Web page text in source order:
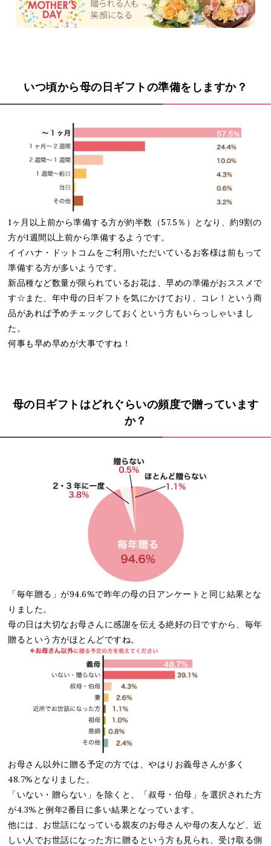
いつ頃から母の日ギフトの準備をしますか？
1ヶ月以上前から準備する方が約半数（57.5％）となり、約9割の
方が1週間以上前から準備するようです。
イイハナ・ドットコムをご利用いただいているお客様は前もって
準備する方が多いようです。
新品種など数量が限られているお花は、早めの準備がおススメで
す☆また、年中母の日ギフトを気にかけており、コレ！という商
品があれば予めチェックしておくという方もいらっしゃいまし
た。
何事も早め早めが大事ですね！
母の日ギフトはどれぐらいの頻度で贈っています
か？
「毎年贈る」が94.6%で昨年の母の日アンケートと同じ結果とな
りました。
母の日は大切なお母さんに感謝を伝える絶好の日ですから、毎年
贈るという方がほとんどですね。
お母さん以外に贈る予定の方では、やはりお義母さんが多く
48.7%となりました。
「いない・贈らない」を除くと、「叔母・伯母」を選択された方
が4.3%と例年2番目に多い結果となっています。
他には、お世話になっている親友のお母さんや母の友人など、近
しい人でお世話になった方に贈るという方も見られ、受け取る側